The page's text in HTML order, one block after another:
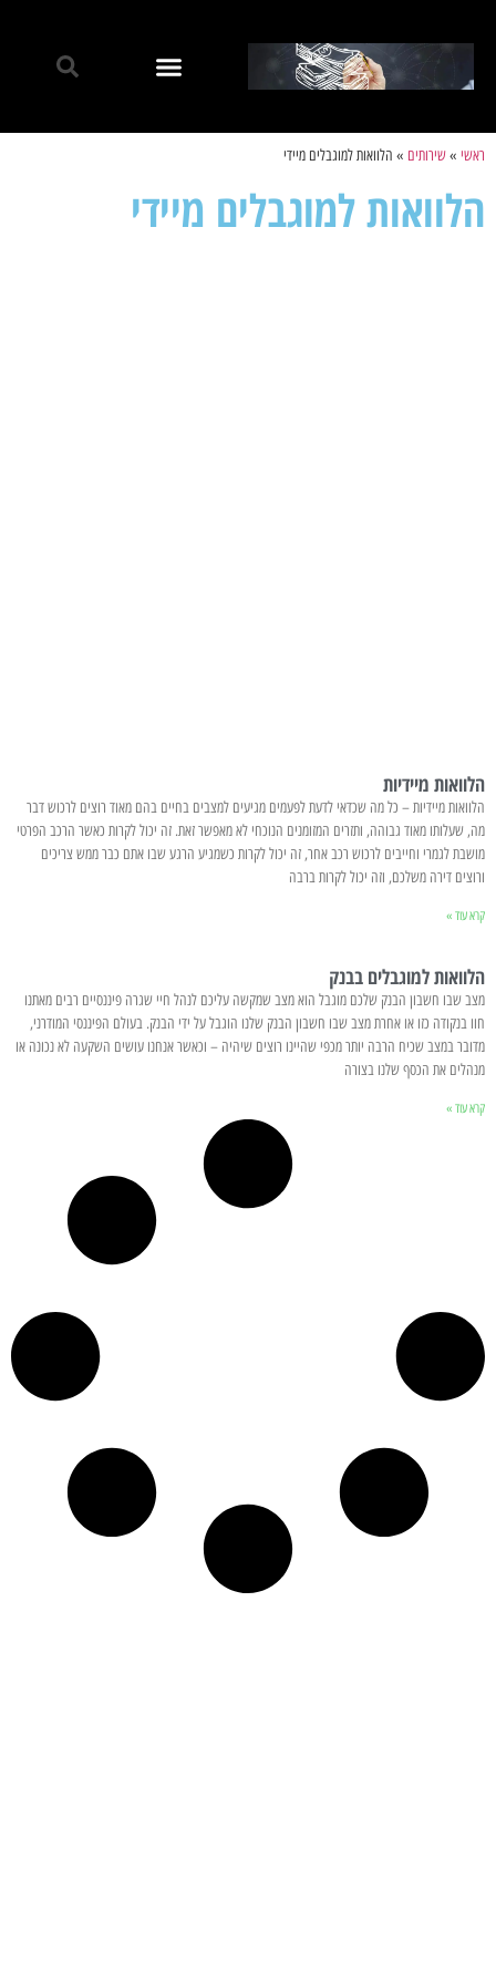
ראשי »שירותים » הלוואות למוגבלים מיידי
הלוואות למוגבלים מיידי
הלוואות מיידיות
הלוואות מיידיות – כל מה שכדאי לדעת לפעמים מגיעים למצבים בחיים בהם מאוד רוצים לרכוש דבר
מה, שעלותו מאוד גבוהה, ותזרים המזומנים הנוכחי לא מאפשר זאת. זה יכול לקרות כאשר הרכב הפרטי
מושבת לגמרי וחייבים לרכוש רכב אחר, זה יכול לקרות כשמגיע הרגע שבו אתם כבר ממש צריכים
ורוצים דירה משלכם, וזה יכול לקרות ברבה
קרא עוד »
הלוואות למוגבלים בבנק
מצב שבו חשבון הבנק שלכם מוגבל הוא מצב שמקשה עליכם לנהל חיי שגרה פיננסיים רבים מאתנו
חוו בנקודה כזו או אחרת מצב שבו חשבון הבנק שלנו הוגבל על ידי הבנק. בעולם הפיננסי המודרני,
מדובר במצב שכיח הרבה יותר מכפי שהיינו רוצים שיהיה – וכאשר אנחנו עושים השקעה לא נכונה או
מנהלים את הכסף שלנו בצורה
קרא עוד »